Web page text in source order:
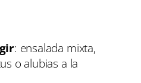
: ensalada mixta,
o alubias a la